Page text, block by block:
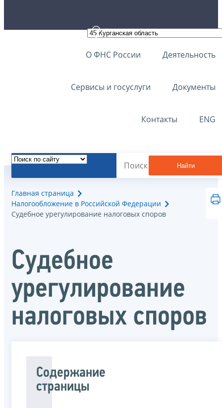
О ФНС России Деятельность
Сервисы и госуслуги Документы
Контакты ENG
Найти
Главная страница
Налогообложение в Российской Федерации
Судебное урегулирование налоговых споров
Судебное
урегулирование
налоговых споров
Содержание
страницы